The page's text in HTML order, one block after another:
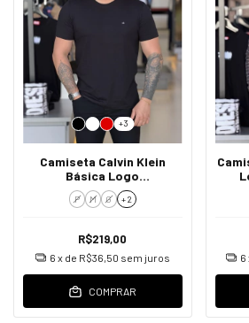
+3
Camiseta Calvin Klein
Básica Logo
Emborrachado Masculino
P M G + 2
R$219,00
6 x de R$36,50 sem juros
COMPRAR
6